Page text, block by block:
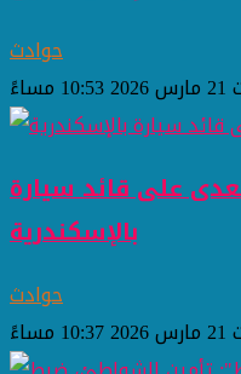
حوادث
على قائد سيارة
بالإسكندرية
حوادث